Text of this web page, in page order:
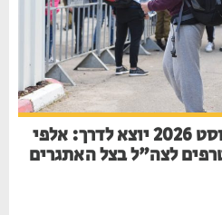
מחזור הגיוס יולי-אוגוסט 2026 יוצא לדרך: אלפי
לצה"ל בצל האתגרים